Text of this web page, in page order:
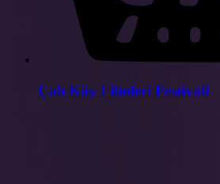
Çalı Köy Filmleri Festivali